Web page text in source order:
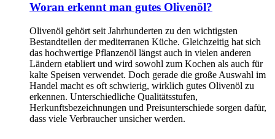
Woran erkennt man gutes Olivenöl?
Olivenöl gehört seit Jahrhunderten zu den wichtigsten
Bestandteilen der mediterranen Küche. Gleichzeitig hat sich
das hochwertige Pflanzenöl längst auch in vielen anderen
Ländern etabliert und wird sowohl zum Kochen als auch für
kalte Speisen verwendet. Doch gerade die große Auswahl im
Handel macht es oft schwierig, wirklich gutes Olivenöl zu
erkennen. Unterschiedliche Qualitätsstufen,
Herkunftsbezeichnungen und Preisunterschiede sorgen dafür,
dass viele Verbraucher unsicher werden.